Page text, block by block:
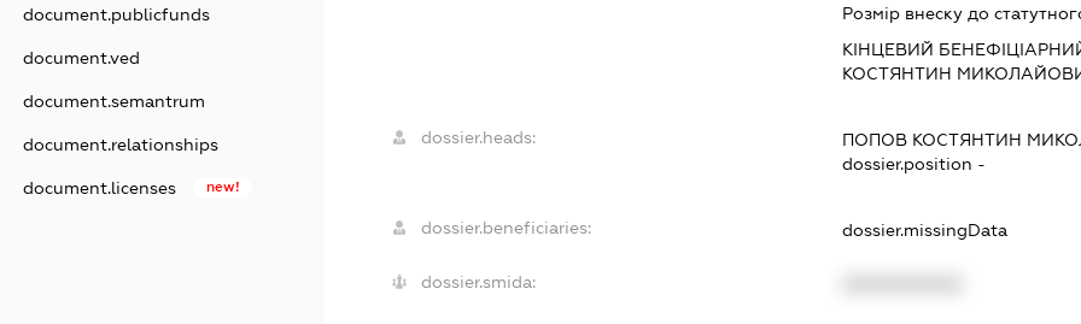
document.publicfunds
document.ved
document.semantrum
document.relationships
document.licenses new!
Розмір внеску до
КІНЦЕВИЙ
КОСТЯНТИН
dossier.heads: ПОПОВ КОСТЯНТИН
dossier.position -
dossier.beneficiaries: dossier.missingData
dossier.smida: